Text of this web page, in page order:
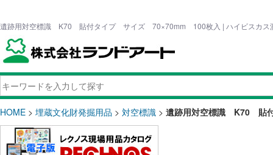
遺跡用対空標識 K70 貼付タイプ サイズ 70×70mm 100枚入 | ハイビスカス
HOME > 埋蔵文化財発掘用品 > 対空標識 > 遺跡用対空標識 K70 貼